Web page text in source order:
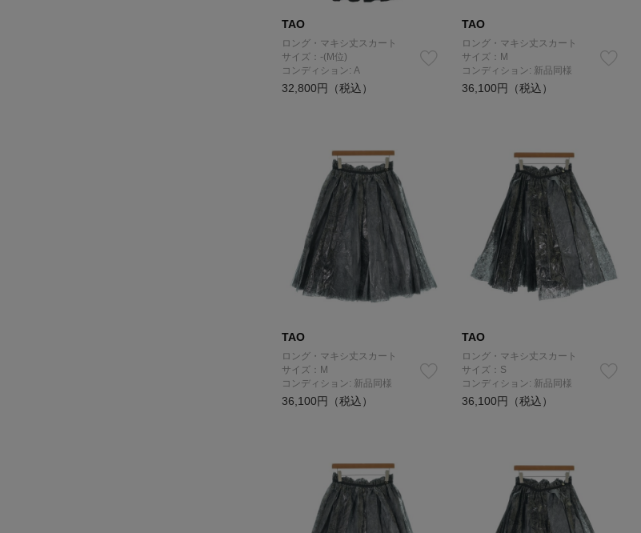
TAO
ロング・マキシ丈スカート
サイズ：-(M位)
コンディション: A
32,800円（税込）
TAO
ロング・マキシ丈スカート
サイズ：M
コンディション: 新品同様
36,100円（税込）
TAO
ロング・マキシ丈スカート
サイズ：M
コンディション: 新品同様
36,100円（税込）
TAO
ロング・マキシ丈スカート
サイズ：S
コンディション: 新品同様
36,100円（税込）